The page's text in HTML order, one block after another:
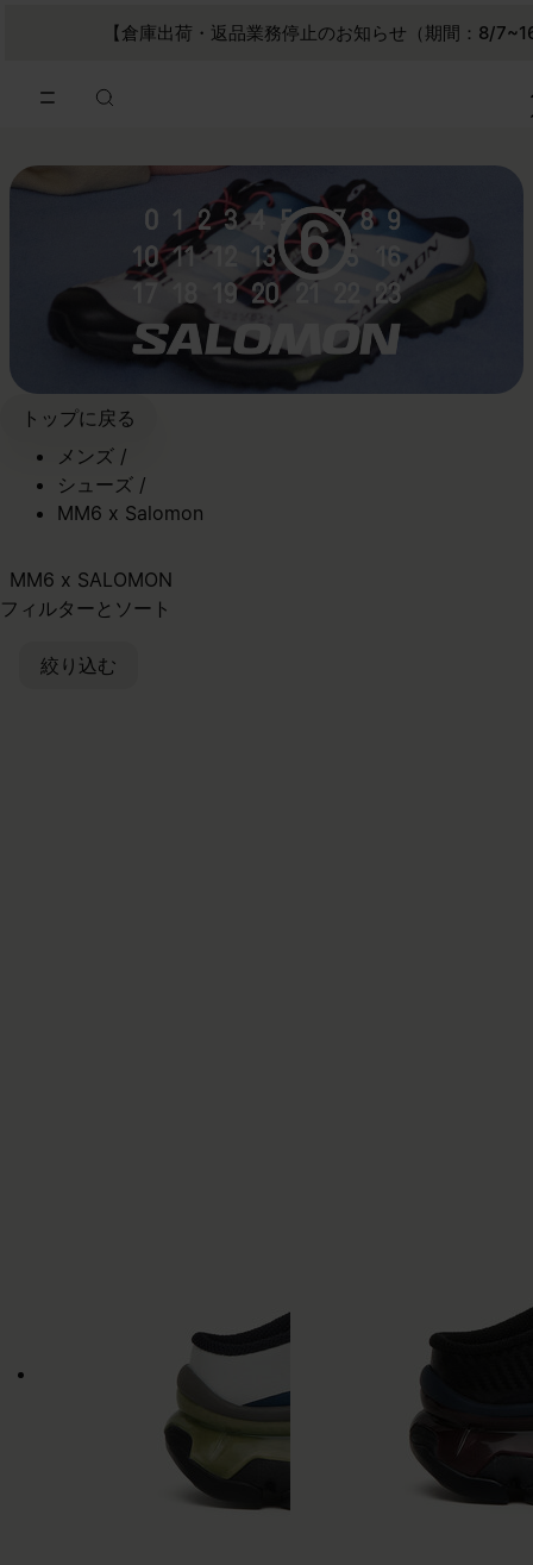
【倉庫出荷・返品業務停止のお知らせ（期間：8/
トップに戻る
メンズ /
シューズ /
MM6 x Salomon
MM6 x SALOMON
フィルターとソート
絞り込む